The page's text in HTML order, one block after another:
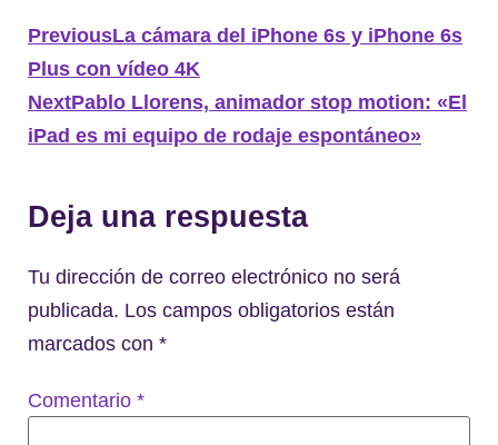
PreviousLa cámara del iPhone 6s y iPhone 6s
Plus con vídeo 4K
NextPablo Llorens, animador stop motion: «El
iPad es mi equipo de rodaje espontáneo»
Deja una respuesta
Tu dirección de correo electrónico no será
publicada. Los campos obligatorios están
marcados con *
Comentario *